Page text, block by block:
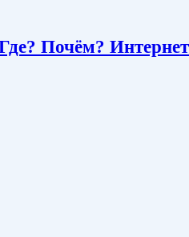
Почём?